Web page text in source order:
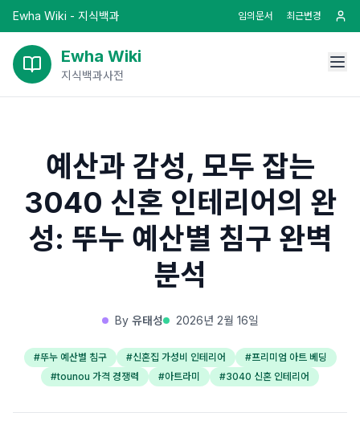
Ewha Wiki - 지식백과 임의문서 최근변경
Ewha Wiki
지식백과사전
예산과 감성, 모두 잡는
3040 신혼 인테리어의 완
성: 뚜누 예산별 침구 완벽
분석
By 유태성 2026년 2월 16일
#뚜누 예산별 침구 #신혼집 가성비 인테리어 #프리미엄 아트 베딩
#tounou 가격 경쟁력 #아트라미 #3040 신혼 인테리어